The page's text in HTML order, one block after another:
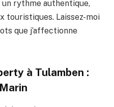
un rythme authentique,
touristiques. Laissez-moi
que j’affectionne
à Tulamben :